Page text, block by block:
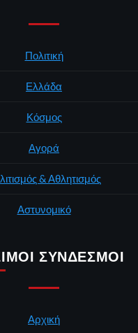
Πολιτική
Ελλάδα
Κόσμος
Αγορά
& Αθλητισμός
Αστυνομικό
ΣΎΝΔΕΣΜΟΙ
Αρχική